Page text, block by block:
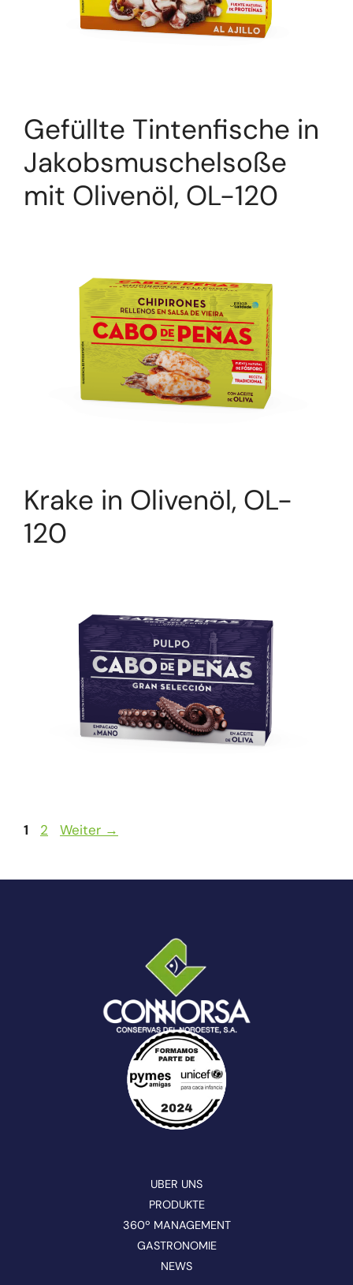
Gefüllte Tintenfische in
Jakobsmuschelsoße
mit Olivenöl, OL-120
Krake in Olivenöl, OL-
120
1 2 Weiter →
UBER UNS
PRODUKTE
360º MANAGEMENT
GASTRONOMIE
NEWS